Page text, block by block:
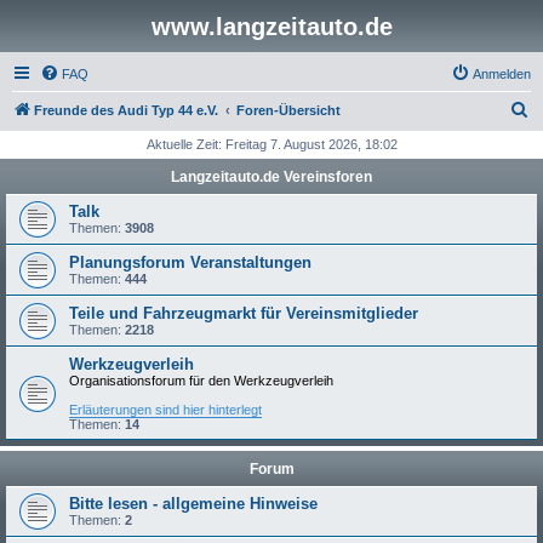
www.langzeitauto.de
FAQ Anmelden
Freunde des Audi Typ 44 e.V. Foren-Übersicht
h
Aktuelle Zeit: Freitag 7. August 2026, 18:02
Langzeitauto.de Vereinsforen
Talk
Themen: 3908
Planungsforum Veranstaltungen
Themen: 444
Teile und Fahrzeugmarkt für Vereinsmitglieder
Themen: 2218
Werkzeugverleih
Organisationsforum für den Werkzeugverleih
Erläuterungen sind hier hinterlegt
Themen: 14
Forum
Bitte lesen - allgemeine Hinweise
Themen: 2